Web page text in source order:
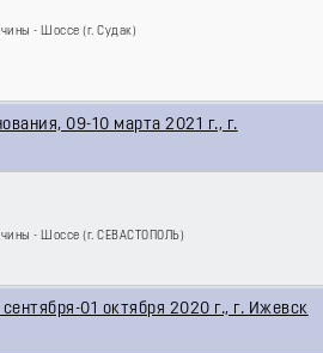
- Шоссе (г. Судак)
09-10 марта 2021 г., г.
- Шоссе (г. СЕВАСТОПОЛЬ)
01 октября 2020 г., г. Ижевск